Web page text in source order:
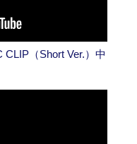
（Short Ver.）中